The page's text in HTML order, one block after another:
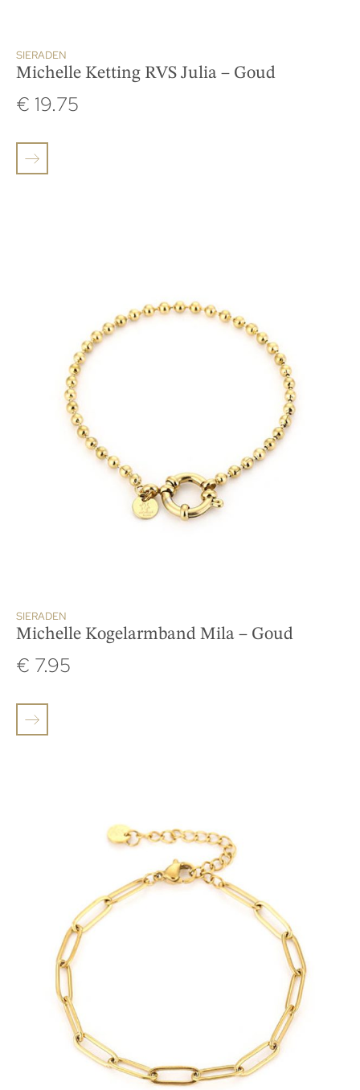
SIERADEN
Michelle Ketting RVS Julia – Goud
€ 19.75
SIERADEN
Michelle Kogelarmband Mila – Goud
€ 7.95